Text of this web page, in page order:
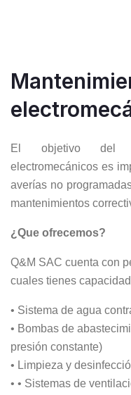
El objetivo del
electromecánicos es
averías no
mantenimientos
¿Que ofrecemos?
Q&M SAC cuenta con
cuales tienes
• Sistema de agua
• Bombas de
presión constante)
• Limpieza y
• • Sistemas de